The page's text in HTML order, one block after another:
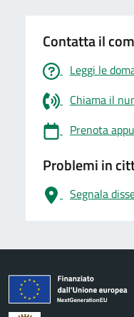
Contatta il
Leggi le
Chiama il
Prenota
Problemi in
Segnala
logo Unione Europea